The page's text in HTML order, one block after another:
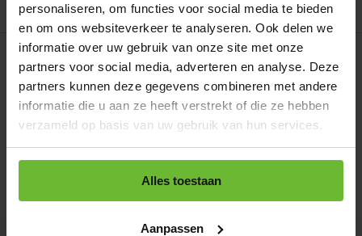
personaliseren, om functies voor social media te bieden
en om ons websiteverkeer te analyseren. Ook delen we
informatie over uw gebruik van onze site met onze
partners voor social media, adverteren en analyse. Deze
partners kunnen deze gegevens combineren met andere
informatie die u aan ze heeft verstrekt of die ze hebben
verzameld op basis van uw gebruik van hun services.
Alles toestaan
Aanpassen
Specificaties per 100 gram
Op werkdagen voor 15.00 uur besteld, dezelfde dag
verzonden.
100 gram
Art# 22425
Op voorraad
€4,75
Totaal:€4,75
Koop 3 voor €4,28 per stuk en bespaar 10%
Op voorraad
€27,95